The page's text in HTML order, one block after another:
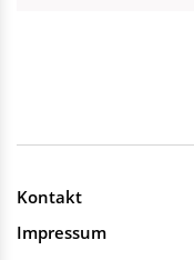
Kontakt
Impressum